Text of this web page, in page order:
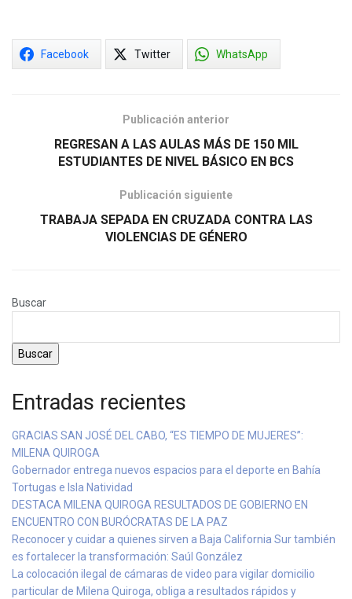
Facebook Twitter WhatsApp
Publicación anterior
REGRESAN A LAS AULAS MÁS DE 150 MIL
ESTUDIANTES DE NIVEL BÁSICO EN BCS
Publicación siguiente
TRABAJA SEPADA EN CRUZADA CONTRA LAS
VIOLENCIAS DE GÉNERO
Buscar
Buscar
Entradas recientes
GRACIAS SAN JOSÉ DEL CABO, “ES TIEMPO DE MUJERES”:
MILENA QUIROGA
Gobernador entrega nuevos espacios para el deporte en Bahía
Tortugas e Isla Natividad
DESTACA MILENA QUIROGA RESULTADOS DE GOBIERNO EN
ENCUENTRO CON BURÓCRATAS DE LA PAZ
Reconocer y cuidar a quienes sirven a Baja California Sur también
es fortalecer la transformación: Saúl González
La colocación ilegal de cámaras de video para vigilar domicilio
particular de Milena Quiroga, obliga a resultados rápidos y